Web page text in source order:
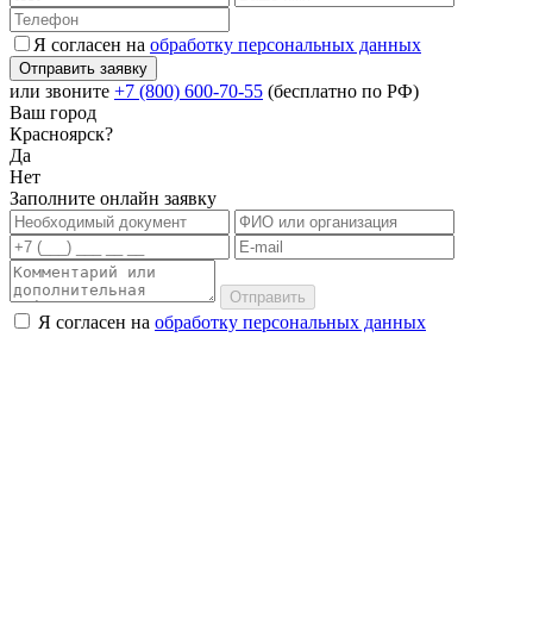
Я согласен на обработку персональных данных
или звоните +7 (800) 600-70-55 (бесплатно по РФ)
Ваш город
Красноярск?
Да
Нет
Заполните онлайн заявку
Отправить
Я согласен на обработку персональных данных